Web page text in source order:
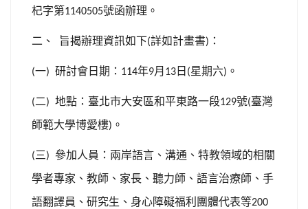
杞字第1140505號函辦理。
二、 旨揭辦理資訊如下(詳如計畫書) ：
(一) 研討會日期： 114年9月 13 日 (星期六) 。
(二) 地點：臺北市大安區和平東路一段129號(臺灣
師範大學博愛樓) 。
(三) 參加人員：兩岸語言、溝通、特教領域的相關
學者專家、教師、家長、聽力師、語言治療師、手
語翻譯員、研究生、身心障礙福利團體代表等200